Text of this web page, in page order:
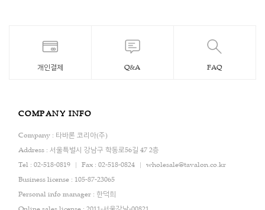
개인결제 Q&A FAQ
COMPANY INFO
Company : 타바론 코리아(주)
Address : 서울특별시 강남구 학동로56길 47 2층
Tel : 02-518-0819
Fax : 02-518-0824
wholesale@tavalon.co.kr
Business license : 105-87-23065
Personal info manager : 한덕희